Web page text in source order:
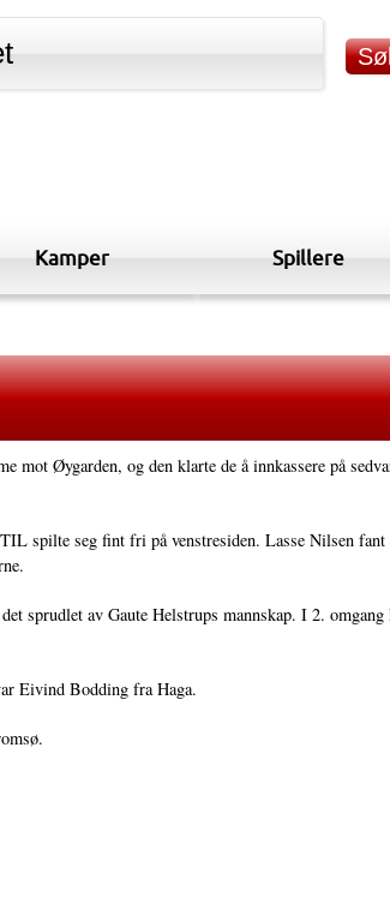
Kamper Spillere
mot Øygarden, og den klarte de å innkassere på
spilte seg fint fri på venstresiden. Lasse Nilsen
sprudlet av Gaute Helstrups mannskap. I 2.
Eivind Bodding fra Haga.